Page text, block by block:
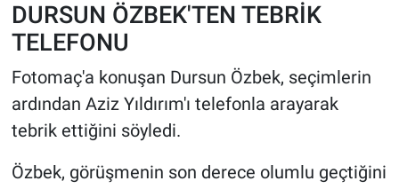
DURSUN ÖZBEK'TEN TEBRİK
TELEFONU
Fotomaç'a konuşan Dursun Özbek, seçimlerin
ardından Aziz Yıldırım'ı telefonla arayarak
tebrik ettiğini söyledi.
Özbek, görüşmenin son derece olumlu geçtiğini
MAGAZİN
Bilim, Teknoloji